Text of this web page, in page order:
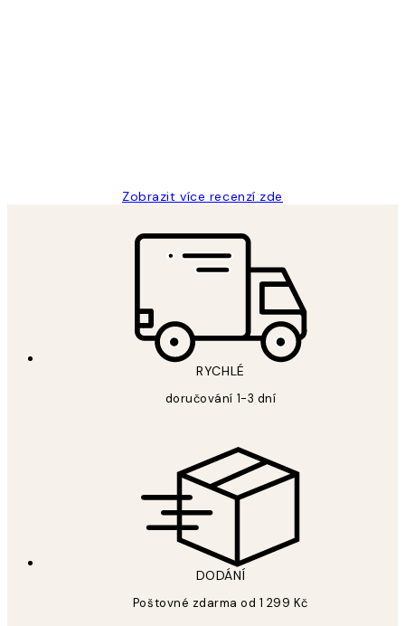
Zobrazit více recenzí zde
RYCHLÉ
doručování 1-3 dní
DODÁNÍ
Poštovné zdarma od 1 299 Kč